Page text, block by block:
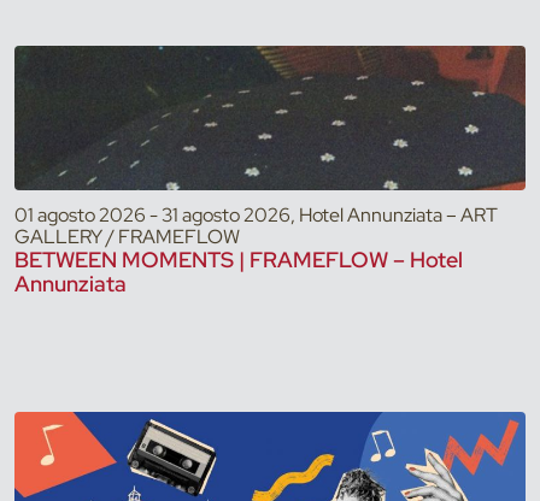
01 agosto 2026 - 31 agosto 2026, Hotel Annunziata – ART
GALLERY / FRAMEFLOW
BETWEEN MOMENTS | FRAMEFLOW – Hotel
Annunziata